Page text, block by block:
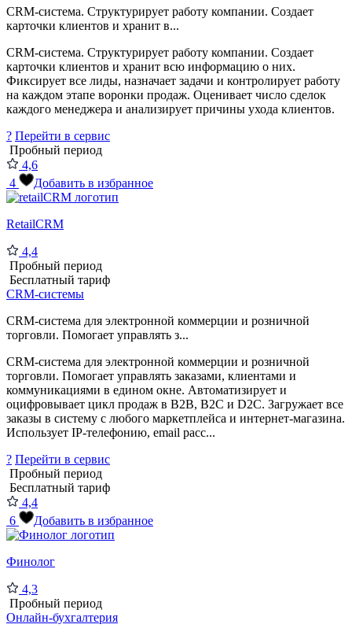
CRM-система. Структурирует работу компании. Создает
карточки клиентов и хранит в...
CRM-система. Структурирует работу компании. Создает
карточки клиентов и хранит всю информацию о них.
Фиксирует все лиды, назначает задачи и контролирует работу
на каждом этапе воронки продаж. Оценивает число сделок
каждого менеджера и анализирует причины ухода клиентов.
? Перейти в сервис
Пробный период
4,6
4
Добавить в избранное
RetailCRM
4,4
Пробный период
Бесплатный тариф
CRM-системы
CRM-система для электронной коммерции и розничной
торговли. Помогает управлять з...
CRM-система для электронной коммерции и розничной
торговли. Помогает управлять заказами, клиентами и
коммуникациями в едином окне. Автоматизирует и
оцифровывает цикл продаж в B2B, B2C и D2C. Загружает все
заказы в систему с любого маркетплейса и интернет-магазина.
Использует IP-телефонию, email расс...
? Перейти в сервис
Пробный период
Бесплатный тариф
4,4
6
Добавить в избранное
Финолог
4,3
Пробный период
Онлайн-бухгалтерия